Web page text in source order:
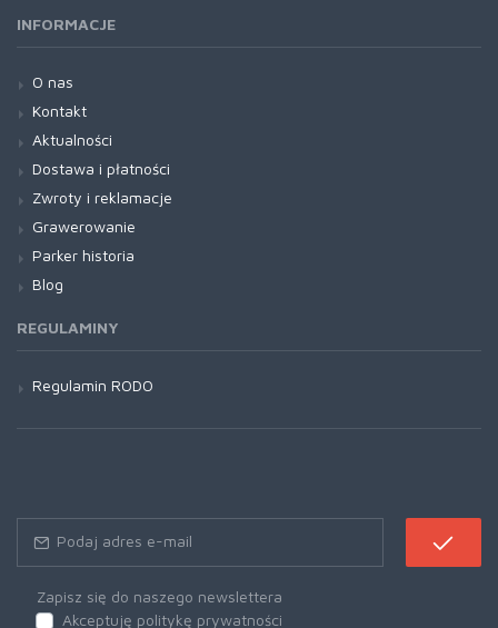
INFORMACJE
O nas
Kontakt
Aktualności
Dostawa i płatności
Zwroty i reklamacje
Grawerowanie
Parker historia
Blog
REGULAMINY
Regulamin RODO
Zapisz się do naszego newslettera
Akceptuję politykę prywatności